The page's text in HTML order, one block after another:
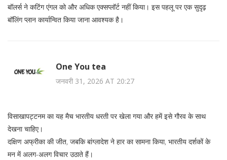
बॉलर्स ने कटिंग एंगल को और अधिक एक्सप्लॉर्ट नहीं किया। इस पहलू पर एक सुदृढ़
बॉलिंग प्लान कार्यान्वित किया जाना आवश्यक है।
One You tea
जनवरी 31, 2026 AT 20:27
विसाखापट्टनम का यह मैच भारतीय धरती पर खेला गया और हमें इसे गौरव के साथ
देखना चाहिए।
दक्षिण अफ्रीका की जीत, जबकि बांग्लादेश ने हार का सामना किया, भारतीय दर्शकों के
मन में अलग-अलग विचार उठाते हैं।